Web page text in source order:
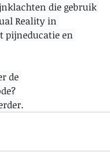
die gebruik
Reality in
pijneducatie en
de